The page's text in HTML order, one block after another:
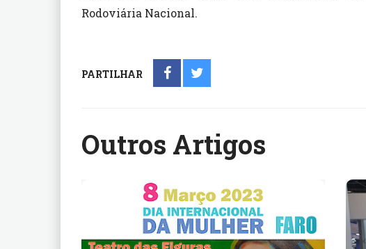
Rodoviária Nacional.
PARTILHAR
Outros Artigos